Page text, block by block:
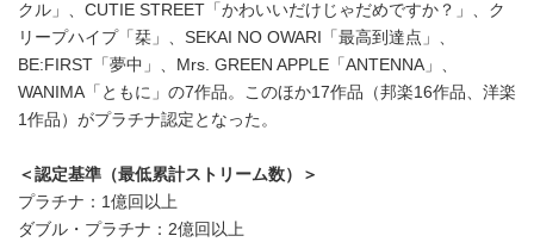
クル」、CUTIE STREET「かわいいだけじゃだめですか？」、ク
リープハイプ「栞」、SEKAI NO OWARI「最高到達点」、
BE:FIRST「夢中」、Mrs. GREEN APPLE「ANTENNA」、
WANIMA「ともに」の7作品。このほか17作品（邦楽16作品、洋楽
1作品）がプラチナ認定となった。
＜認定基準（最低累計ストリーム数）＞
プラチナ：1億回以上
ダブル・プラチナ：2億回以上